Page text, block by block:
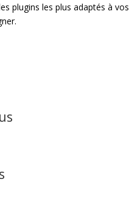
plugins les plus adaptés à vos